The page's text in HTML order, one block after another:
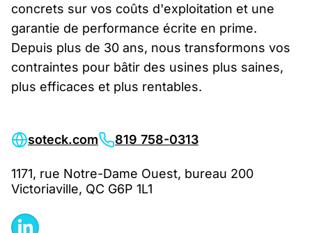
concrets sur vos coûts d'exploitation et une
garantie de performance écrite en prime.
Depuis plus de 30 ans, nous transformons vos
contraintes pour bâtir des usines plus saines,
plus efficaces et plus rentables.
soteck.com 819 758-0313
1171, rue Notre-Dame Ouest, bureau 200
Victoriaville, QC G6P 1L1